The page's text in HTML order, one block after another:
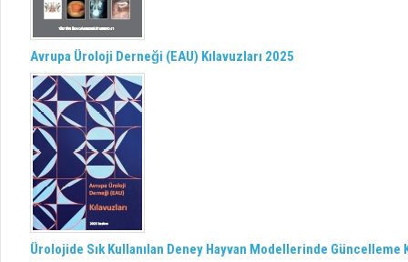
Avrupa Üroloji Derneği (EAU) Kılavuzları 2025
Ürolojide Sık Kullanılan Deney Hayvan Modellerinde Güncelleme